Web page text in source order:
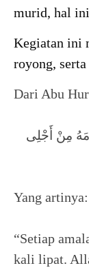
murid, hal
Kegiatan ini
royong,
Dari Abu
مِنْ أَجْلِى
Yang artinya:
“Setiap
kali lipat.